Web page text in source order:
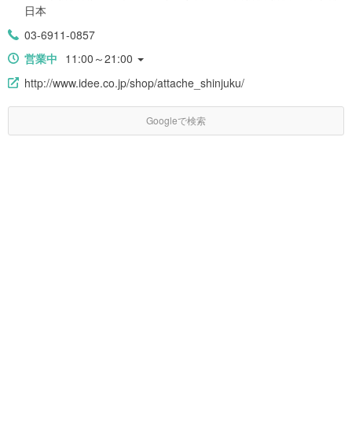
日本
03-6911-0857
営業中 11:00～21:00
http://www.idee.co.jp/shop/attache_shinjuku/
Googleで検索